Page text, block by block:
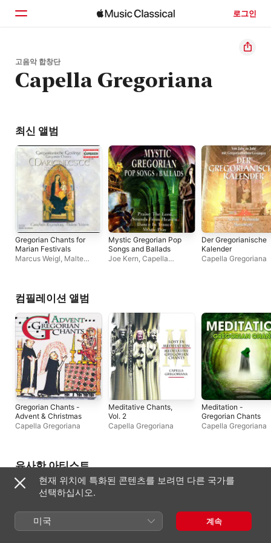
로그인
홈
둘러보기
고음악 합창단
Capella Gregoriana
최신 앨범
Gregorian Chants for
Marian Festivals
Marcus Weigl, Malte
Mystic Gregorian Pop
Songs and Ballads
Joe Kern, Capella
Der Gregorianische
Kalender
Capella Gregoriana
컴필레이션 앨범
Gregorian Chants -
Advent & Christmas
Capella Gregoriana
Meditative Chants,
Vol. 2
Capella Gregoriana
Meditation -
Gregorian Chants
Capella Gregoriana
유사한 아티스트
현재 위치에 특화된 콘텐츠를 보려면 다른 국가를
선택하십시오.
미국 계속